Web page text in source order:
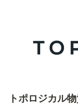
トポロジカル